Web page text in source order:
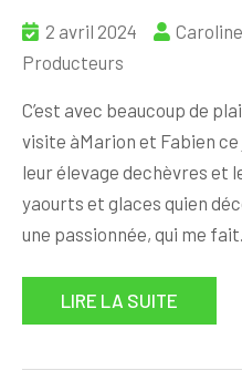
2 avril 2024
Producteurs
C’est avec beaucoup de
visite àMarion et Fabien
leur élevage dechèvres et
yaourts et glaces quien
une passionnée, qui me fait…
LIRE LA SUITE